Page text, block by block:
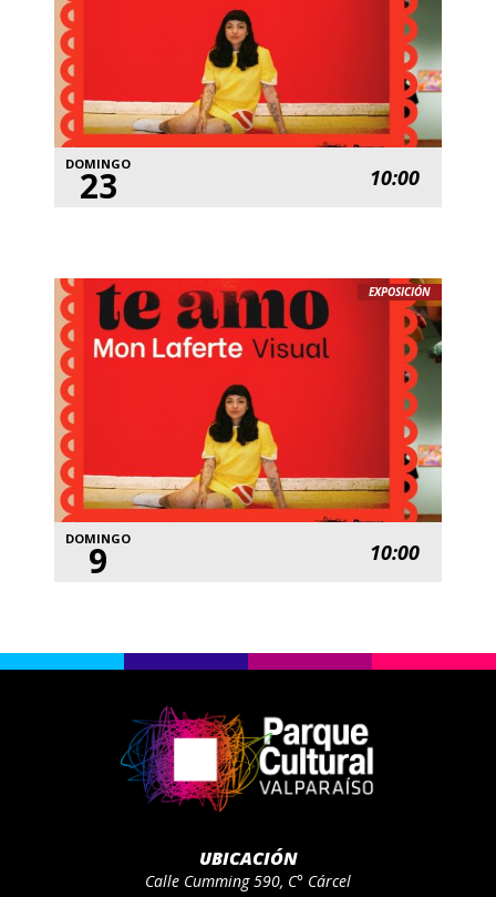
DOMINGO
23 10:00
EXPOSICIÓN
DOMINGO
9 10:00
UBICACIÓN
Calle Cumming 590, C° Cárcel